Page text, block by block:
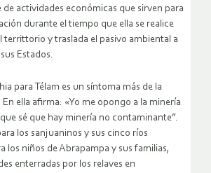
de actividades económicas que sirven para
durante el tiempo que ella se realice
territtorio y traslada el pasivo ambiental a
Estados.
para Télam es un síntoma más de la
ella afirma: «Yo me opongo a la minería
sé que hay minería no contaminante”.
los sanjuaninos y sus cinco ríos
los niños de Abrapampa y sus familias,
enterradas por los relaves en